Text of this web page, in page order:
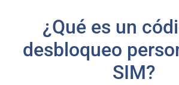
¿Qué es un
desbloqueo
SIM?